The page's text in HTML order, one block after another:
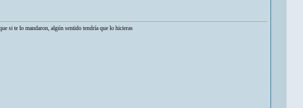
si te lo mandaron, algún sentido tendría que lo hicieras